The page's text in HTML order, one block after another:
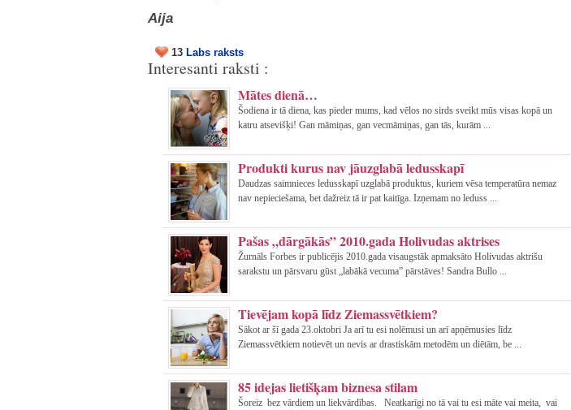
Aija
13 Labs raksts
Interesanti raksti :
Mātes dienā…
Šodiena ir tā diena, kas pieder mums, kad vēlos no sirds sveikt mūs visas kopā un
katru atsevišķi! Gan māmiņas, gan vecmāmiņas, gan tās, kurām ...
Produkti kurus nav jāuzglabā ledusskapī
Daudzas saimnieces ledusskapī uzglabā produktus, kuriem vēsa temperatūra nemaz
nav nepieciešama, bet dažreiz tā ir pat kaitīga. Izņemam no leduss ...
Pašas „dārgākās” 2010.gada Holivudas aktrises
Žurnāls Forbes ir publicējis 2010.gada visaugstāk apmaksāto Holivudas aktrišu
sarakstu un pārsvaru gūst „labākā vecuma” pārstāves! Sandra Bullo ...
Tievējam kopā līdz Ziemassvētkiem?
Sākot ar šī gada 23.oktobri Ja arī tu esi nolēmusi un arī apņēmusies līdz
Ziemassvētkiem notievēt un nevis ar drastiskām metodēm un diētām, be ...
85 idejas lietišķam biznesa stilam
Šoreiz bez vārdiem un liekvārdības. Neatkarīgi no tā vai tu esi māte vai meita, vai